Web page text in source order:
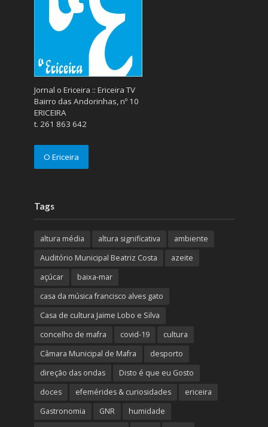
Jornal o Ericeira :: Ericeira TV
Bairro das Andorinhas, nº 10
ERICEIRA
t. 261 863 642
O Ericeira
Tags
altura média altura significativa
ambiente
Auditório Municipal Beatriz Costa
azeite
açúcar
baixa-mar
casa da música francisco alves gato
Casa de cultura Jaime Lobo e Silva
concelho de mafra
covid-19
cultura
Câmara Municipal de Mafra
desporto
direção das ondas
Disto é que eu Gosto
doces
efemérides & curiosidades
ericeira
Gastronomia
GNR
humidade